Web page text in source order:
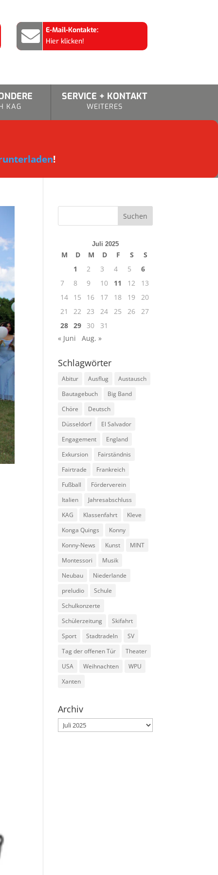

E-Mail-Kontakte:
Hier klicken!
KAG
SERVICE + KONTAKT
WEITERES
!
Juli 2025
M D M D F S
S
1
2 3 4 5
6
7
8 9 10 11 12
13
14
15 16 17 18 19
20
21
22 23 24 25 26
27
28 29 30
31
« Juni
Aug. »
Schlagwörter
Abitur Ausflug
Austausch
Bautagebuch
Big Band
Chöre
Deutsch
Düsseldorf
El Salvador
Engagement
England
Exkursion
Fairständnis
Fairtrade
Frankreich
Fußball
Förderverein
Italien
Jahresabschluss
KAG
Klassenfahrt
Kleve
Konga Quings
Konny
Konny-News
Kunst
MINT
Montessori
Musik
Neubau
Niederlande
preludio
Schule
Schulkonzerte
Schülerzeitung
Skifahrt
Sport
Stadtradeln
SV
Tag der offenen Tür
Theater
USA
Weihnachten
WPU
Xanten
Archiv
Archiv